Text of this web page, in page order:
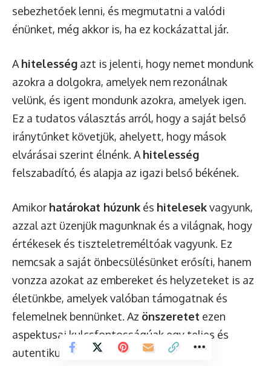
sebezhetőek lenni, és megmutatni a valódi
énünket, még akkor is, ha ez kockázattal jár.
A hitelesség azt is jelenti, hogy nemet mondunk
azokra a dolgokra, amelyek nem rezonálnak
velünk, és igent mondunk azokra, amelyek igen.
Ez a tudatos választás arról, hogy a saját belső
iránytűnket követjük, ahelyett, hogy mások
elvárásai szerint élnénk. A hitelesség
felszabadító, és alapja az igazi belső békének.
Amikor határokat húzunk és hitelesekvagyunk,
azzal azt üzenjük magunknak és a világnak, hogy
értékesek és tiszteletreméltóak vagyunk. Ez
nemcsak a saját önbecsülésünket erősíti, hanem
vonzza azokat az embereket és helyzeteket is az
életünkbe, amelyek valóban támogatnak és
felemelnek bennünket. Az önszeretet ezen
aspektusai kulcsfontosságúak egy teljes és
autentikus élet megéléséhez.